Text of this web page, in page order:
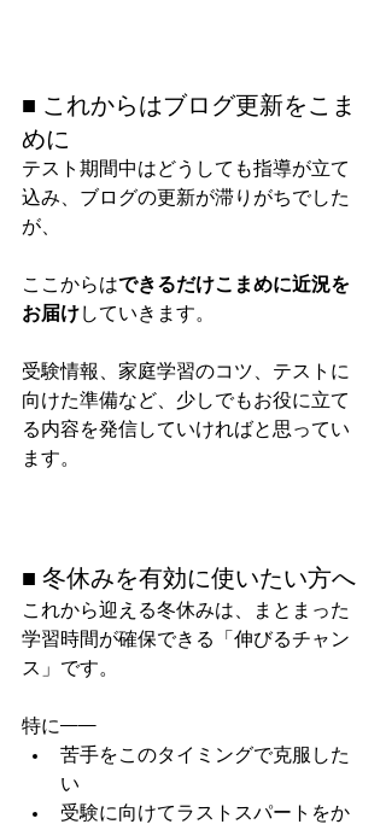
■ これからはブログ更新をこま
めに
テスト期間中はどうしても指導が立て
込み、ブログの更新が滞りがちでした
が、
ここからはできるだけこまめに近況を
お届けしていきます。
受験情報、家庭学習のコツ、テストに
向けた準備など、少しでもお役に立て
る内容を発信していければと思ってい
ます。
■ 冬休みを有効に使いたい方へ
これから迎える冬休みは、まとまった
学習時間が確保できる「伸びるチャン
ス」です。
特に——
苦手をこのタイミングで克服した
い
受験に向けてラストスパートをか